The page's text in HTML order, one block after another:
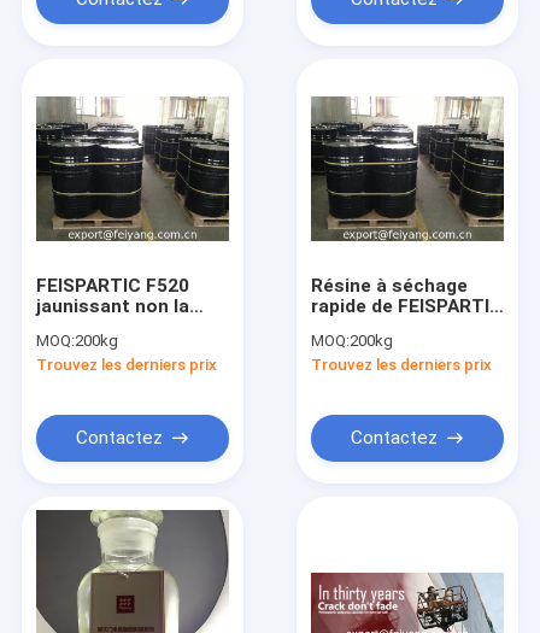
Produits
A propos de nous
FEISPARTIC F520
jaunissant non la
Polyaspartic
Polyurea
MOQ:200kg
Trouvez les derniers prix
Contactez
Résine à séchage
rapide de FEISPARTIC
Polyurea
MOQ:200kg
Trouvez les derniers prix
Contactez